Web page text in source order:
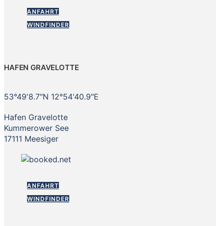
ANFAHRT
WINDFINDER
HAFEN GRAVELOTTE
53°49'8.7"N 12°54'40.9"E
Hafen Gravelotte
Kummerower See
17111 Meesiger
ANFAHRT
WINDFINDER